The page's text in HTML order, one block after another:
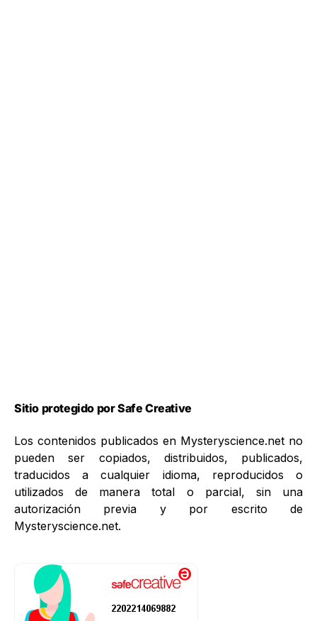
Sitio protegido por Safe Creative
Los contenidos publicados en Mysteryscience.net no
pueden ser copiados, distribuidos, publicados,
traducidos a cualquier idioma, reproducidos o
utilizados de manera total o parcial, sin una
autorización previa y por escrito de
Mysteryscience.net.